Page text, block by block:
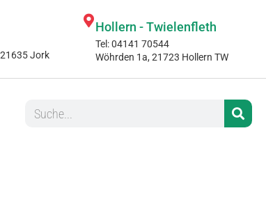
Jork
Hollern - Twielenfleth
Tel: 04141 70544
Wöhrden 1a, 21723 Hollern TW